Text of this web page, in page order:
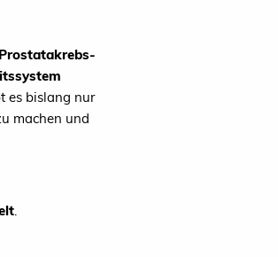
es bislang nur
machen und
.